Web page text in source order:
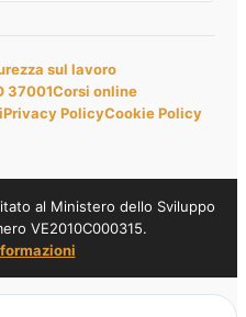
sul lavoro
37001Corsi online
Privacy PolicyCookie Policy
al Ministero dello Sviluppo
VE2010C000315.